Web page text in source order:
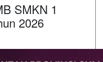
SMKN 1
2026